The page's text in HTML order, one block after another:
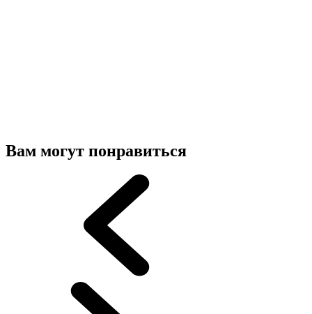
Вам могут понравиться